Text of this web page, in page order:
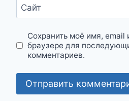
Сайт
Сохранить моё имя, email
браузере для
комментариев.